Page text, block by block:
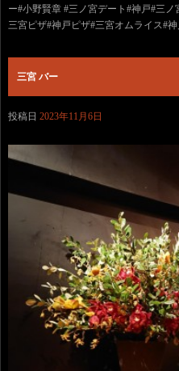
ー#小野賢章 #三ノ宮デート#神戸#三
三宮ピザ#神戸ピザ#三宮オムライス#
三宮 バー
投稿日 2023年11月6日